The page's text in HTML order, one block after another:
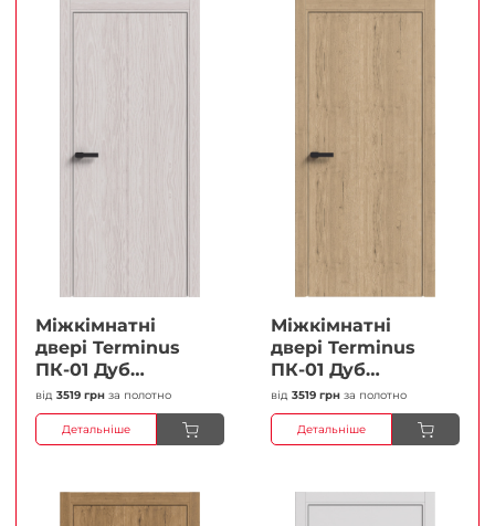
Міжкімнатні
двері Terminus
ПК-01 Дуб
перлиний Глухі
Плівка
від 3519 грн за полотно
Детальніше
Міжкімнатні
двері Terminus
ПК-01 Дуб
класичний Глухі
Плівка
від 3519 грн за полотно
Детальніше